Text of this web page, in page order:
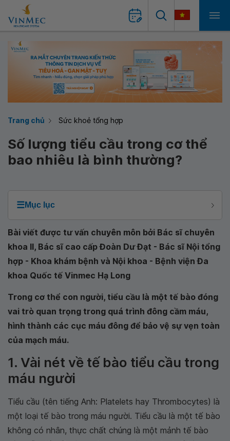
Trang chủ Sức khoẻ tổng hợp
Số lượng tiểu cầu trong cơ thể
bao nhiêu là bình thường?
☰Mục lục
Bài viết được tư vấn chuyên môn bởi Bác sĩ chuyên
khoa II, Bác sĩ cao cấp Đoàn Dư Đạt - Bác sĩ Nội tổng
hợp - Khoa khám bệnh và Nội khoa - Bệnh viện Đa
khoa Quốc tế Vinmec Hạ Long
Trong cơ thể con người, tiểu cầu là một tế bào đóng
vai trò quan trọng trong quá trình đông cầm máu,
hình thành các cục máu đông để bảo vệ sự vẹn toàn
của mạch máu.
1. Vài nét về tế bào tiểu cầu trong
máu người
Tiểu cầu (tên tiếng Anh: Platelets hay Thrombocytes) là
một loại tế bào trong máu người. Tiểu cầu là một tế bào
không có nhân, thực chất chúng là một mảnh tế bào